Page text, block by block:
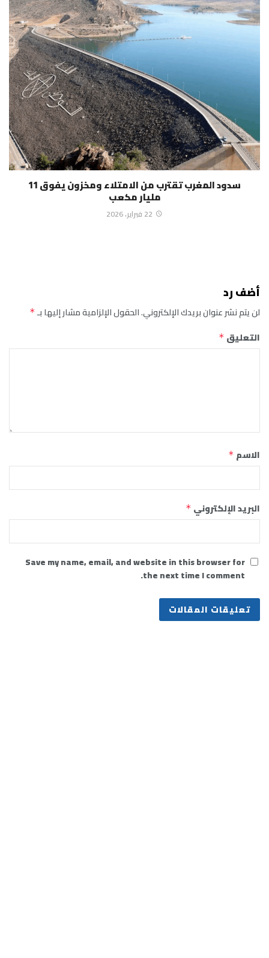
سدود المغرب تقترب من الامتلاء ومخزون يفوق 11
مليار مكعب
22 فبراير، 2026
أضف رد
لن يتم نشر عنوان بريدك الإلكتروني.الحقول الإلزامية مشار إليها بـ*
التعليق *
الاسم *
البريد الإلكتروني *
Save my name, email, and website in this browser for
the next time I comment.